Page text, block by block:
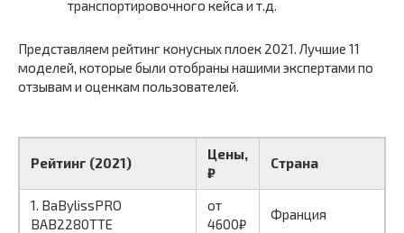
транспортировочного кейса и т.д.
Представляем рейтинг конусных плоек 2021. Лучшие 11
моделей, которые были отобраны нашими экспертами по
отзывам и оценкам пользователей.
Рейтинг (2021)
Цены,
₽
Страна
1. BaBylissPRO
BAB2280TTE
от
4600₽
Франция